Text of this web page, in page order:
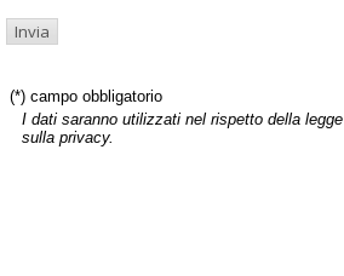
(*) campo obbligatorio
I dati saranno utilizzati nel rispetto della legge
sulla privacy.